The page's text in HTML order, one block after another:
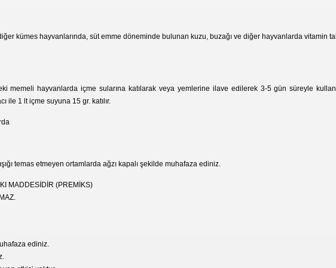
kümes hayvanlarında, süt emme döneminde bulunan kuzu, buzağı ve diğer hayvanlarda vitamin
memeli hayvanlarda içme sularına katılarak veya yemlerine ilave edilerek 3-5 gün süreyle
ile 1 lt içme suyuna 15 gr. katılır.
temas etmeyen ortamlarda ağzı kapalı şekilde muhafaza ediniz.
MADDESİDİR (PREMİKS)
ediniz.